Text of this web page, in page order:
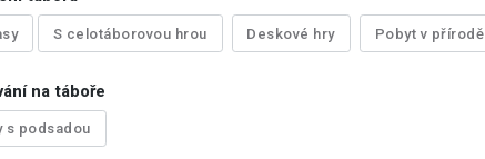
S celotáborovou hrou Deskové hry Pobyt v přírodě
na táboře
s podsadou